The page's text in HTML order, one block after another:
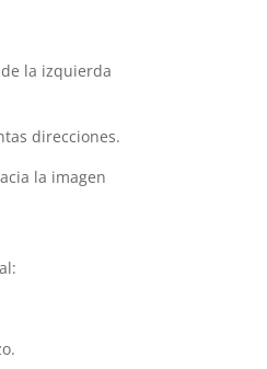
la izquierda
direcciones.
la imagen